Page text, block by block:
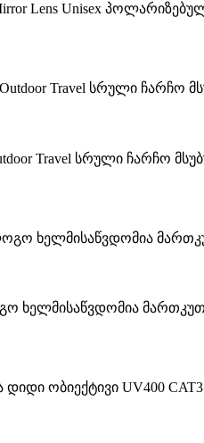
Lens Unisex
Travel სრული ჩარჩო
ხელმისაწვდომია